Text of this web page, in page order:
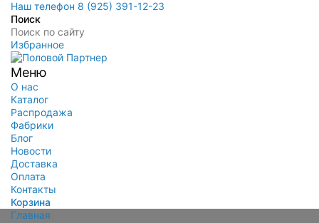
Наш телефон 8 (925) 391-12-23
Поиск
Избранное
Меню
О нас
Каталог
Распродажа
Фабрики
Блог
Новости
Доставка
Оплата
Контакты
Корзина
Главная